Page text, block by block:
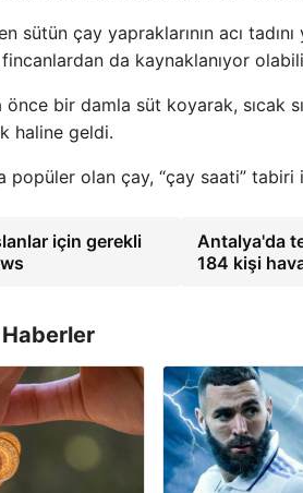
sütün çay yapraklarının acı
da kaynaklanıyor
bir damla süt koyarak, sıcak
haline geldi.
popüler olan çay, “çay saati” tabiri
için gerekli
Antalya'da
184 kişi